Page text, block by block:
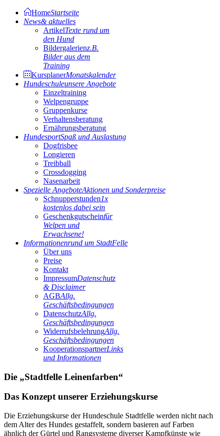
HomeStartseite
News& aktuelles
ArtikelTexte rund um
den Hund
Bildergalerienz.B.
Bilder aus dem
Training
KursplanerMonatskalender
Hundeschuleunsere Angebote
Einzeltraining
Welpengruppe
Gruppenkurse
Verhaltensberatung
Ernährungsberatung
HundesportSpaß und Auslastung
Dogfrisbee
Longieren
Treibball
Crossdogging
Nasenarbeit
Spezielle AngeboteAktionen und Sonderpreise
Schnupperstunden1x
kostenlos dabei sein
Geschenkgutscheinfür
Welpen und
Erwachsene!
Informationenrund um StadtFelle
Über uns
Preise
Kontakt
ImpressumDatenschutz
& Disclaimer
AGBAllg.
Geschäftsbedingungen
DatenschutzAllg.
Geschäftsbedingungen
WiderrufsbelehrungAllg.
Geschäftsbedingungen
KooperationspartnerLinks
und Informationen
Die „Stadtfelle Leinenfarben“
Das Konzept unserer Erziehungskurse
Die Erziehungskurse der Hundeschule Stadtfelle werden nicht nach
dem Alter des Hundes gestaffelt, sondern basieren auf Farben
ähnlich der Gürtel und Rangsysteme diverser Kampfkünste wie